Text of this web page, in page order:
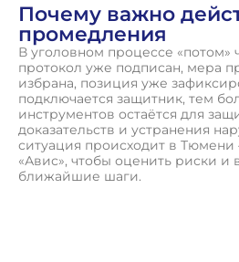
Почему важно
промедления
В уголовном процессе «потом»
протокол уже подписан, мера
избрана, позиция уже
подключается защитник, тем
инструментов остаётся для
доказательств и устранения
ситуация происходит в Тюмени
«Авис», чтобы оценить риски и
ближайшие шаги.